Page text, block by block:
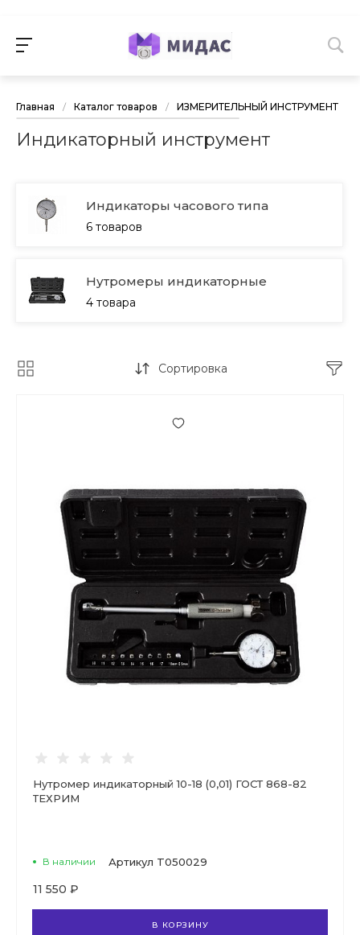
Главная / Каталог товаров / ИЗМЕРИТЕЛЬНЫЙ ИНСТРУМЕНТ
Индикаторный инструмент
Индикаторы часового типа
6 товаров
Нутромеры индикаторные
4 товара
Сортировка
Нутромер индикаторный 10-18 (0,01) ГОСТ 868-82
ТЕХРИМ
В наличии Артикул T050029
11 550 ₽
В КОРЗИНУ